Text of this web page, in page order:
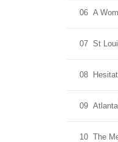
06 A
07 St
08
09
10 The